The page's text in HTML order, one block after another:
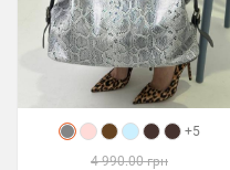
+5
4 990.00 грн